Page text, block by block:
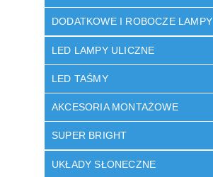
DODATKOWE I ROBOCZE LAMPY
LED LAMPY ULICZNE
LED TAŚMY
AKCESORIA MONTAŻOWE
SUPER BRIGHT
UKŁADY SŁONECZNE